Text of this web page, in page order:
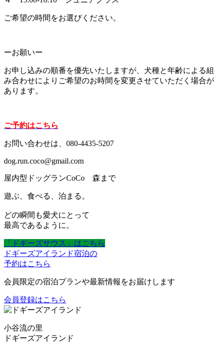
ご希望の時間をお選びください。
ーお願いー
お申し込みの順番を優先いたしますが、犬種と年齢による組
み合わせによりご希望のお時間を変更させていただく場合が
あります。
ご予約はこちら
お問い合わせは、080-4435-5207
dog.run.coco@gmail.com
屋内型ドッグランCoCo 森まで
遊ぶ、食べる、泊まる。
どの瞬間も愛犬にとって
最高であるように。
「ドギーズサウス」はこちら
ドギーズアイランド宿泊の
予約はこちら
会員限定の宿泊プランや最新情報をお届けします
会員登録はこちら
小谷流の里
ドギーズアイランド